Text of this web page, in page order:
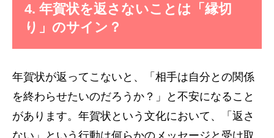
4. 年賀状を返さないことは「縁切
り」のサイン？
年賀状が返ってこないと、「相手は自分との関係
を終わらせたいのだろうか？」と不安になること
があります。年賀状という文化において、「返さ
ない」という行動は何らかのメッセージと受け取